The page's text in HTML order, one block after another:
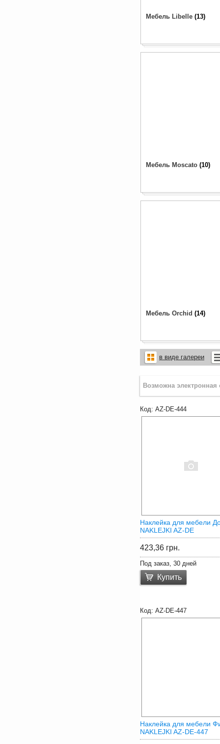
Мебель Libelle 13
Мебель Moscato 10
Мебель Orchid 14
в виде галереи
AZ-DE-444
Наклейка для мебели
NAKLEJKI AZ-DE
423,36 грн.
Под заказ, 30 дней
Купить
AZ-DE-447
Наклейка для мебели
NAKLEJKI AZ-DE-447